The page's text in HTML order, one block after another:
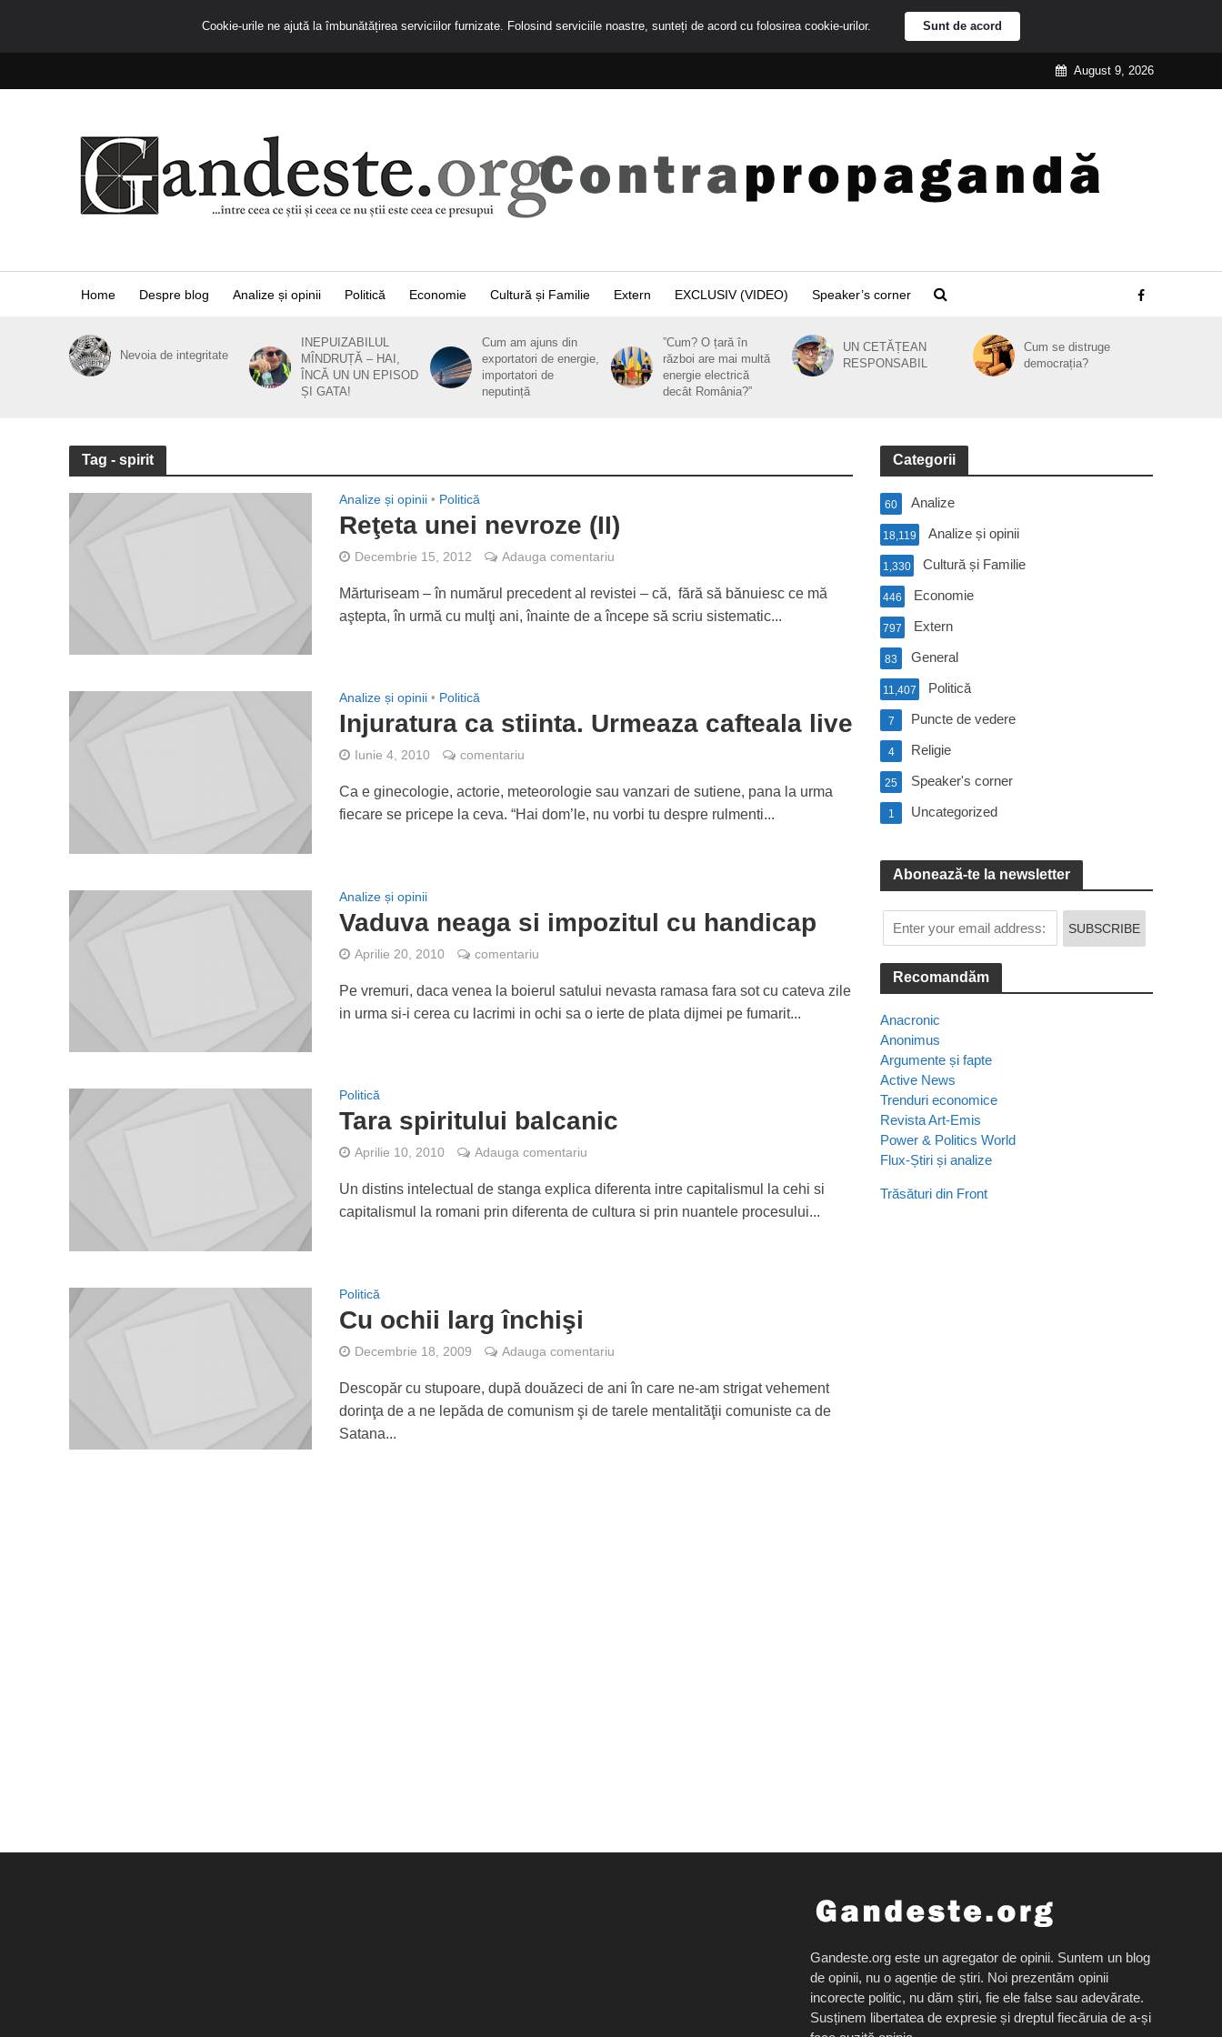
August 9, 2026
Home Despre blog Analize și opinii Politică Economie Cultură și Familie Extern EXCLUSIV (VIDEO) Speaker’s corner
Nevoia de integritate
INEPUIZABILUL
MÎNDRUȚĂ – HAI,
ÎNCĂ UN UN EPISOD
ȘI GATA!
Cum am ajuns din
exportatori de energie,
importatori de
neputință
”Cum? O țară în
război are mai multă
energie electrică
decât România?”
UN CETĂȚEAN
RESPONSABIL
Cum se distruge
democrația?
Tag - spirit
Analize și opinii • Politică
Reţeta unei nevroze (II)
Decembrie 15, 2012 Adauga comentariu
Mărturiseam – în numărul precedent al revistei – că, fără să bănuiesc ce mă
aştepta, în urmă cu mulţi ani, înainte de a începe să scriu sistematic...
Analize și opinii • Politică
Injuratura ca stiinta. Urmeaza cafteala live
Iunie 4, 2010 comentariu
Ca e ginecologie, actorie, meteorologie sau vanzari de sutiene, pana la urma
fiecare se pricepe la ceva. “Hai dom’le, nu vorbi tu despre rulmenti...
Analize și opinii
Vaduva neaga si impozitul cu handicap
Aprilie 20, 2010 comentariu
Pe vremuri, daca venea la boierul satului nevasta ramasa fara sot cu cateva zile
in urma si-i cerea cu lacrimi in ochi sa o ierte de plata dijmei pe fumarit...
Politică
Tara spiritului balcanic
Aprilie 10, 2010 Adauga comentariu
Un distins intelectual de stanga explica diferenta intre capitalismul la cehi si
capitalismul la romani prin diferenta de cultura si prin nuantele procesului...
Politică
Cu ochii larg închişi
Decembrie 18, 2009 Adauga comentariu
Descopăr cu stupoare, după douăzeci de ani în care ne-am strigat vehement
dorinţa de a ne lepăda de comunism şi de tarele mentalităţii comuniste ca de
Satana...
Categorii
Analize
60
Analize și opinii
18,119
Cultură și Familie
1,330
Economie
446
Extern
797
General
83
Politică
11,407
Puncte de vedere
7
Religie
4
Speaker's corner
25
Uncategorized
1
Abonează-te la newsletter
Recomandăm
Anacronic
Anonimus
Argumente și fapte
Active News
Trenduri economice
Revista Art-Emis
Power & Politics World
Flux-Știri și analize
Trăsături din Front
Cookie-urile ne ajută la îmbunătățirea serviciilor furnizate. Folosind serviciile noastre, sunteți de acord cu folosirea cookie-urilor. Sunt de acord
Gandeste.org este un agregator de opinii. Suntem un blog
de opinii, nu o agenție de știri. Noi prezentăm opinii
incorecte politic, nu dăm știri, fie ele false sau adevărate.
Susținem libertatea de expresie și dreptul fiecăruia de a-și